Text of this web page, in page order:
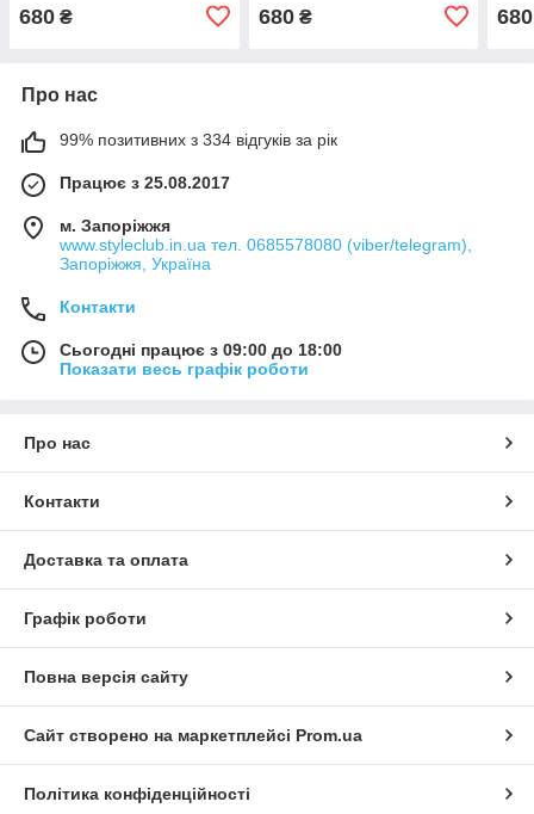
680 ₴ 680₴ 680
Про нас
99% позитивних з 334 відгуків за рік
Працює з 25.08.2017
м. Запоріжжя
www.styleclub.in.ua тел. 0685578080 (viber/telegram),
Запоріжжя, Україна
Контакти
Сьогодні працює з 09:00 до 18:00
Показати весь графік роботи
Про нас
Контакти
Доставка та оплата
Графік роботи
Повна версія сайту
Сайт створено на маркетплейсі Prom.ua
Політика конфіденційності